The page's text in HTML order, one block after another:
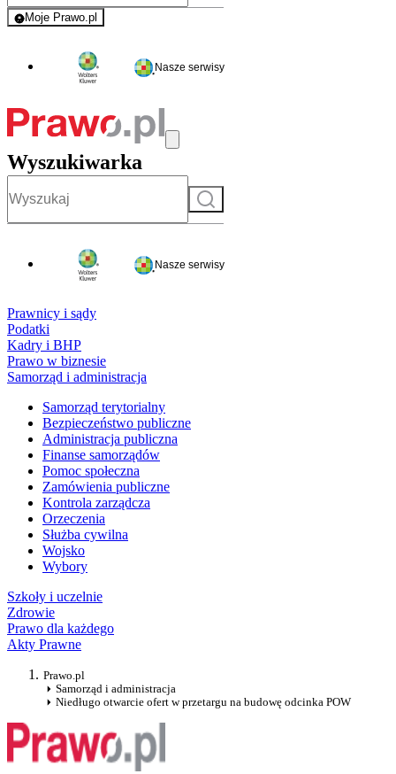
Moje Prawo.pl
- rejestracja i logowanie do serwisu
Nasze serwisy
Wyszukiwarka
Szukaj
Nasze serwisy
Prawnicy i sądy
Podatki
Kadry i BHP
Prawo w biznesie
Samorząd i administracja
Samorząd terytorialny
Bezpieczeństwo publiczne
Administracja publiczna
Finanse samorządów
Pomoc społeczna
Zamówienia publiczne
Kontrola zarządcza
Orzeczenia
Służba cywilna
Wojsko
Wybory
Szkoły i uczelnie
Zdrowie
Prawo dla każdego
Akty Prawne
Prawo.pl
Samorząd i administracja
Niedługo otwarcie ofert w przetargu na budowę odcinka POW